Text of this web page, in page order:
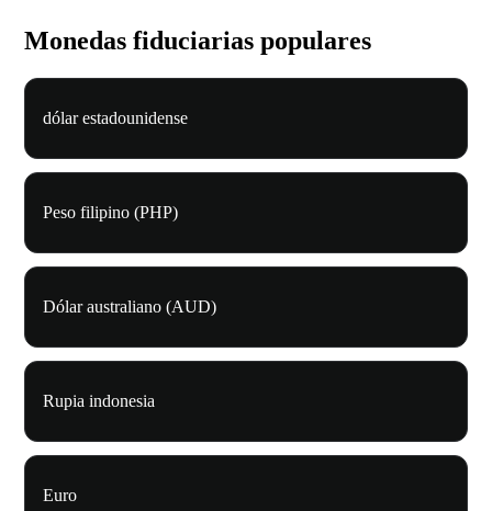
Monedas fiduciarias populares
dólar estadounidense
Peso filipino (PHP)
Dólar australiano (AUD)
Rupia indonesia
Euro